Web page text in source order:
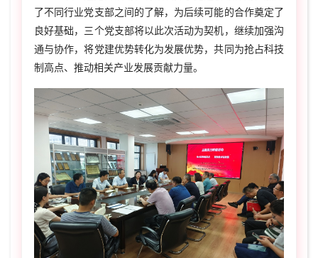
了不同行业党支部之间的了解，为后续可能的合作奠定了
良好基础，三个党支部将以此次活动为契机，继续加强沟
通与协作，将党建优势转化为发展优势，共同为抢占科技
制高点、推动相关产业发展贡献力量。